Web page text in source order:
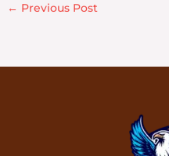
← Previous Post